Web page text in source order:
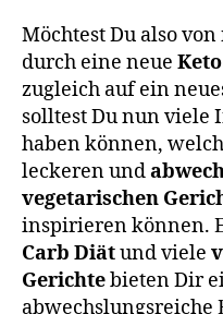
Möchtest Du also
durch eine neue
zugleich auf ein
solltest Du nun viele
haben können,
leckeren und
vegetarischen
inspirieren können.
Carb Diätund viele
Gerichtebieten Dir
abwechslungsreiche